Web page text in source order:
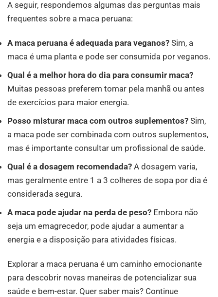
A seguir, respondemos algumas das perguntas mais
frequentes sobre a maca peruana:
A maca peruana é adequada para veganos? Sim, a
maca é uma planta e pode ser consumida por veganos.
Qual é a melhor hora do dia para consumir maca?
Muitas pessoas preferem tomar pela manhã ou antes
de exercícios para maior energia.
Posso misturar maca com outros suplementos? Sim,
a maca pode ser combinada com outros suplementos,
mas é importante consultar um profissional de saúde.
Qual é a dosagem recomendada? A dosagem varia,
mas geralmente entre 1 a 3 colheres de sopa por dia é
considerada segura.
A maca pode ajudar na perda de peso? Embora não
seja um emagrecedor, pode ajudar a aumentar a
energia e a disposição para atividades físicas.
Explorar a maca peruana é um caminho emocionante
para descobrir novas maneiras de potencializar sua
saúde e bem-estar. Quer saber mais? Continue